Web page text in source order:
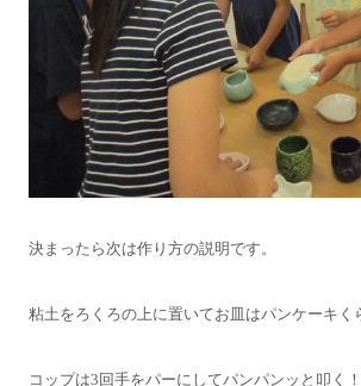
決まったら次は作り方の説明です。
粘土をろくろの上に置いてお皿はパンケーキく
コップは3回手をパーにしてパンパンッと叩く！